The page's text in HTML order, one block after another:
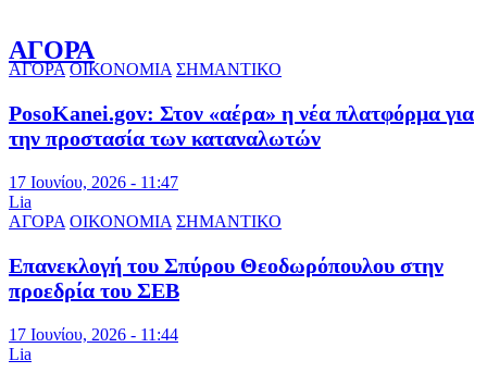
ΑΓΟΡΑ
ΑΓΟΡΑ ΟΙΚΟΝΟΜΙΑ ΣΗΜΑΝΤΙΚΟ
PosoKanei.gov: Στον «αέρα» η νέα πλατφόρμα για
την προστασία των καταναλωτών
17 Ιουνίου, 2026 - 11:47
Lia
ΑΓΟΡΑ ΟΙΚΟΝΟΜΙΑ ΣΗΜΑΝΤΙΚΟ
Επανεκλογή του Σπύρου Θεοδωρόπουλου στην
προεδρία του ΣΕΒ
17 Ιουνίου, 2026 - 11:44
Lia